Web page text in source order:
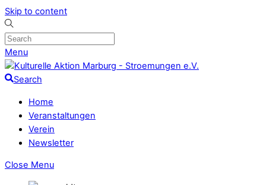
Skip to content
Menu
Search
Home
Veranstaltungen
Verein
Newsletter
Close Menu